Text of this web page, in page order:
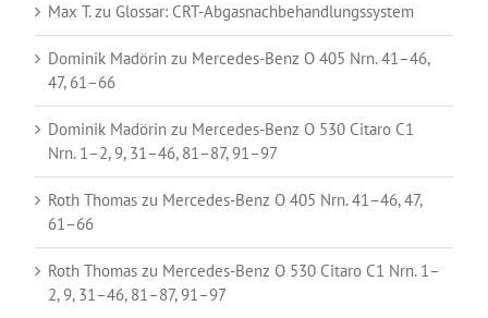
Max T.zu Glossar: CRT-Abgasnachbehandlungssystem
Dominik Madörin zu Mercedes-Benz O 405 Nrn. 41–46,
47, 61–66
Dominik Madörin zu Mercedes-Benz O 530 Citaro C1
Nrn. 1–2, 9, 31–46, 81–87, 91–97
Roth Thomas zu Mercedes-Benz O 405 Nrn. 41–46, 47,
61–66
Roth Thomas zu Mercedes-Benz O 530 Citaro C1 Nrn. 1–
2, 9, 31–46, 81–87, 91–97